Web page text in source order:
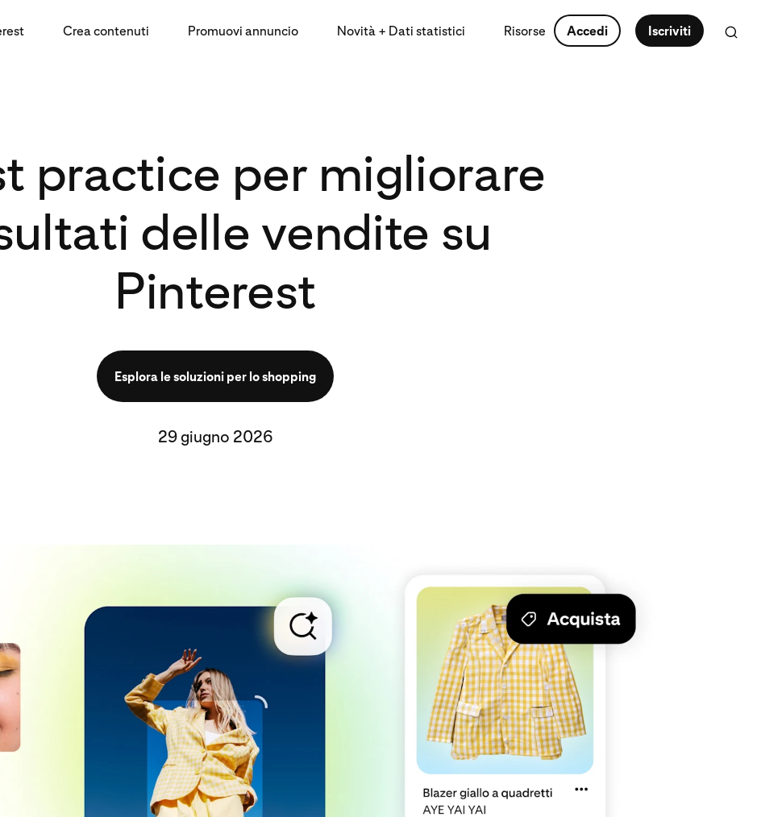
Crea contenuti Promuovi annuncio Novità + Dati statistici Risorse Accedi Iscriviti
practice per migliorare
delle vendite su
Pinterest
Esplora le soluzioni per lo shopping
29 giugno 2026